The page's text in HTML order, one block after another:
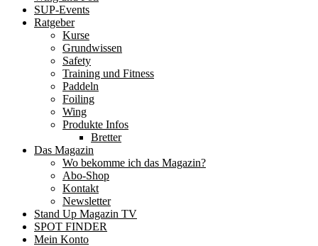
SUP-Events
Ratgeber
Kurse
Grundwissen
Safety
Training und Fitness
Paddeln
Foiling
Wing
Produkte Infos
Bretter
Das Magazin
Wo bekomme ich das Magazin?
Abo-Shop
Kontakt
Newsletter
Stand Up Magazin TV
SPOT FINDER
Mein Konto